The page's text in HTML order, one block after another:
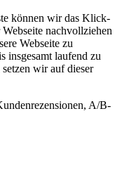
können wir das Klick-
nachvollziehen
Webseite zu
insgesamt laufend zu
wir auf dieser
A/B-